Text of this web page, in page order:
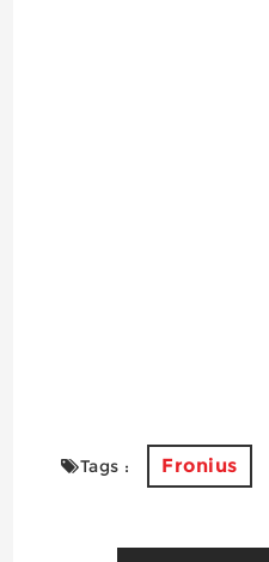
Tags : Fronius